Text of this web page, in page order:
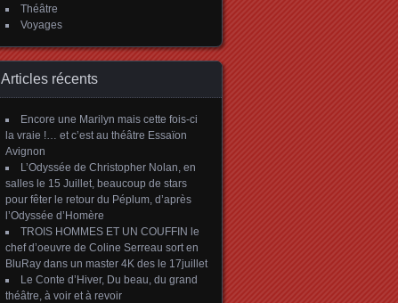
Théâtre
Voyages
Articles récents
Encore une Marilyn mais cette fois-ci
la vraie !… et c’est au théâtre Essaïon
Avignon
L’Odyssée de Christopher Nolan, en
salles le 15 Juillet, beaucoup de stars
pour fêter le retour du Péplum, d’après
l’Odyssée d’Homère
TROIS HOMMES ET UN COUFFIN le
chef d’oeuvre de Coline Serreau sort en
BluRay dans un master 4K des le 17juillet
Le Conte d’Hiver, Du beau, du grand
théâtre, à voir et à revoir